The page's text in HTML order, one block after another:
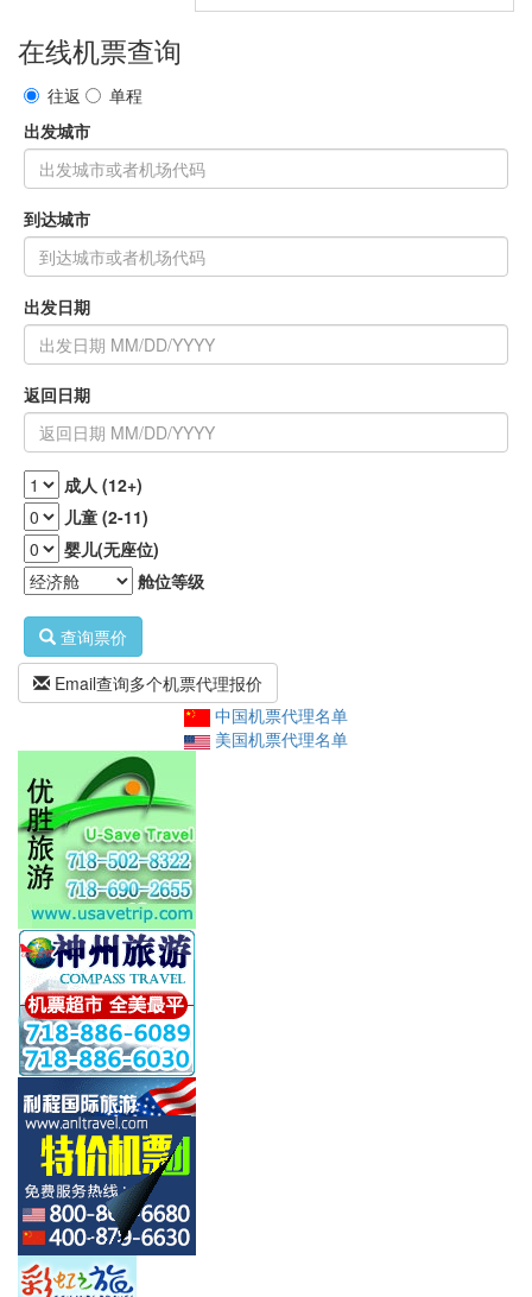
在线机票查询
往返
单程
出发城市
到达城市
出发日期
返回日期
成人 (12+)
儿童 (2-11)
婴儿(无座位)
舱位等级
查询票价
Email查询多个机票代理报价
中国机票代理名单
美国机票代理名单